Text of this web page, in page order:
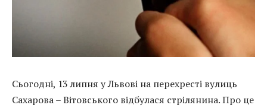
Сьогодні, 13 липня у Львові на перехресті вулиць
Сахарова – Вітовського відбулася стрілянина. Про це